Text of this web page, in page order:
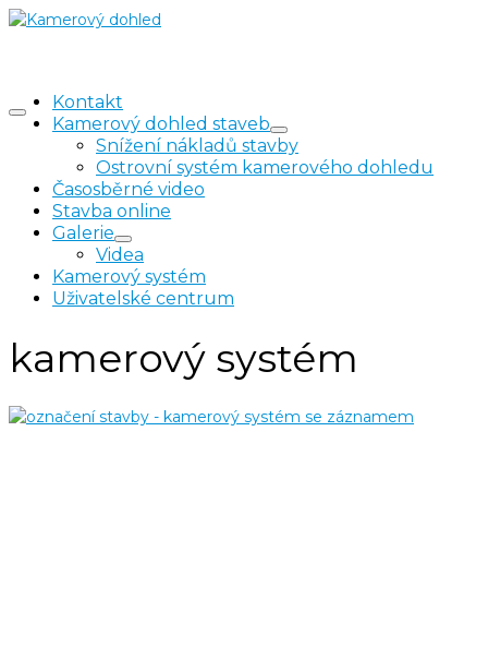
Kontakt
Kamerový dohled staveb
Snížení nákladů stavby
Ostrovní systém kamerového dohledu
Časosběrné video
Stavba online
Galerie
Videa
Kamerový systém
Uživatelské centrum
kamerový systém